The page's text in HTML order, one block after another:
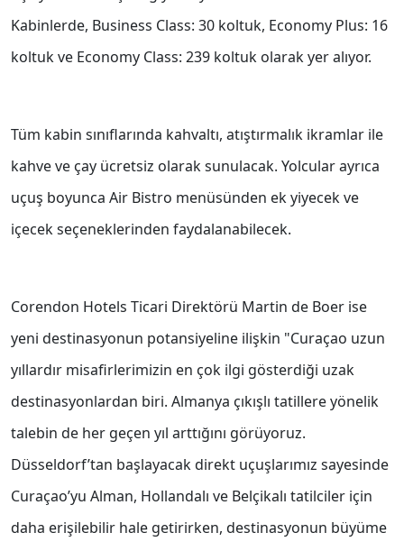
Kabinlerde, Business Class: 30 koltuk, Economy Plus: 16
koltuk ve Economy Class: 239 koltuk olarak yer alıyor.
Tüm kabin sınıflarında kahvaltı, atıştırmalık ikramlar ile
kahve ve çay ücretsiz olarak sunulacak. Yolcular ayrıca
uçuş boyunca Air Bistro menüsünden ek yiyecek ve
içecek seçeneklerinden faydalanabilecek.
Corendon Hotels Ticari Direktörü Martin de Boer ise
yeni destinasyonun potansiyeline ilişkin "Curaçao uzun
yıllardır misafirlerimizin en çok ilgi gösterdiği uzak
destinasyonlardan biri. Almanya çıkışlı tatillere yönelik
talebin de her geçen yıl arttığını görüyoruz.
Düsseldorf’tan başlayacak direkt uçuşlarımız sayesinde
Curaçao’yu Alman, Hollandalı ve Belçikalı tatilciler için
daha erişilebilir hale getirirken, destinasyonun büyüme